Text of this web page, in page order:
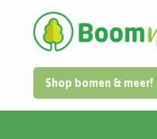
Shop bomen & meer!